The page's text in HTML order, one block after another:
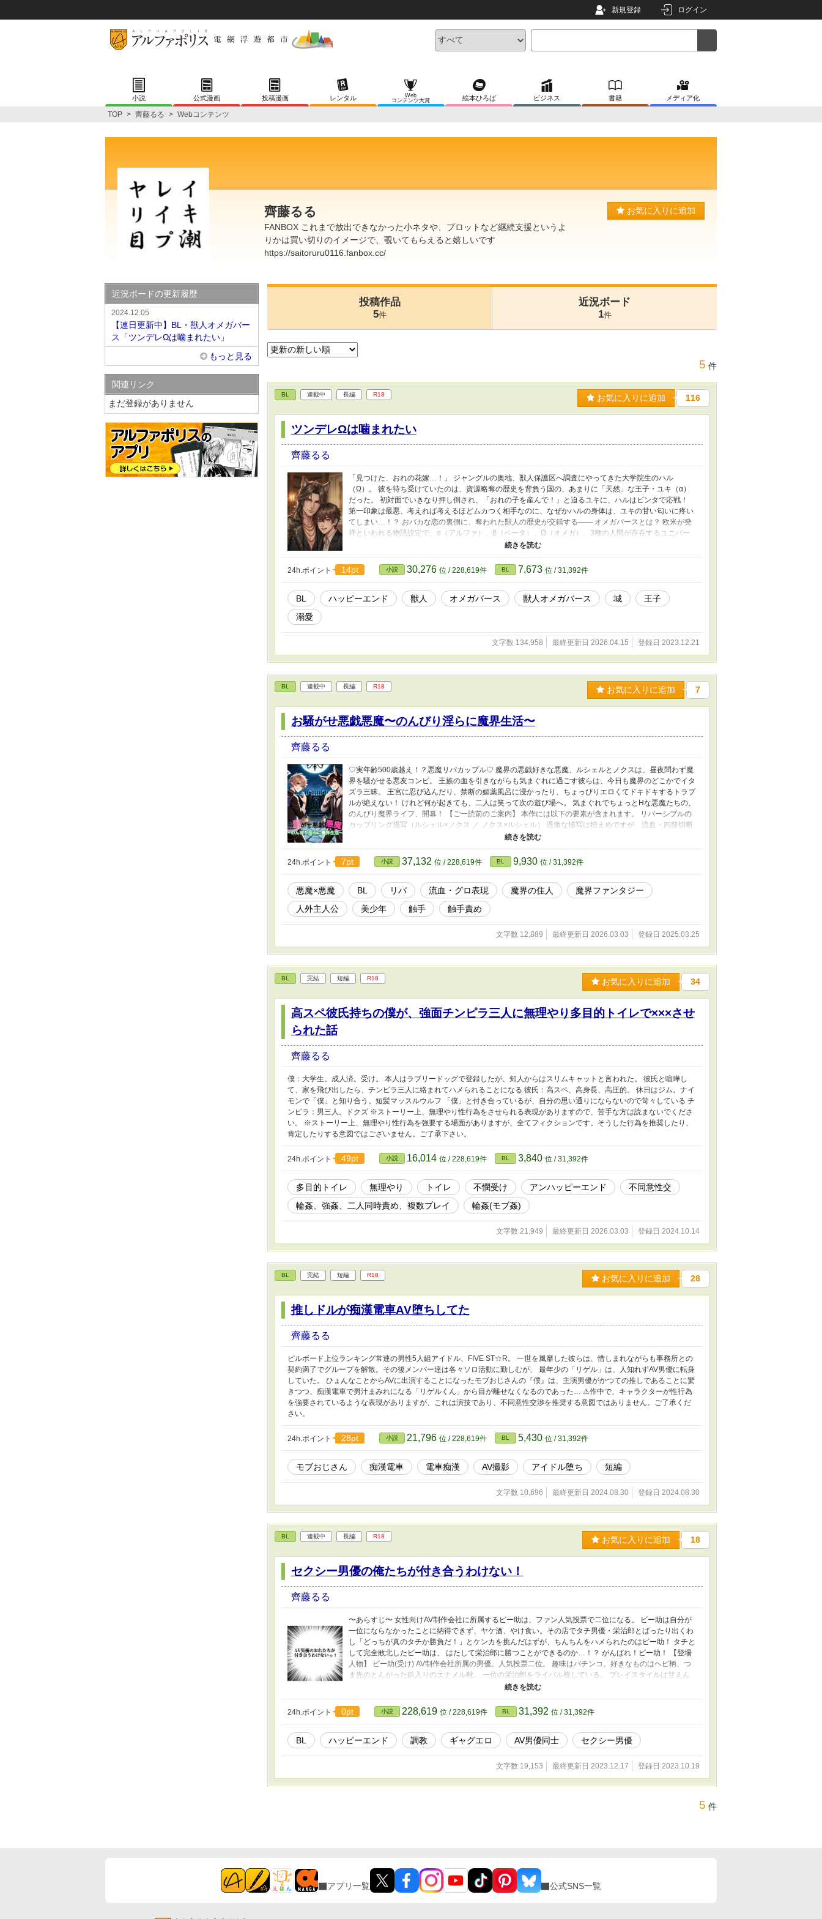
新規登録 ログイン
小説 公式漫画 投稿漫画 レンタル
Web
コンテンツ大賞
絵本ひろば ビジネス 書籍 メディア化
TOP > 齊藤るる > Webコンテンツ
齊藤るる
FANBOX これまで放出できなかった小ネタや、プロットなど継続支援というよ
りかは買い切りのイメージで、覗いてもらえると嬉しいです
https://saitoruru0116.fanbox.cc/
お気に入りに追加
投稿作品
5件
近況ボード
1件
5 件
BL 連載中 長編 R18 お気に入りに追加 116
ツンデレΩは噛まれたい
齊藤るる
「見つけた、おれの花嫁…！」 ジャングルの奥地、獣人保護区へ調査にやってきた大学院生のハル
（Ω）。 彼を待ち受けていたのは、資源略奪の歴史を背負う国の、あまりに「天然」な王子・ユキ（α）
だった。 初対面でいきなり押し倒され、「おれの子を産んで！」と迫るユキに、ハルはビンタで応戦！
第一印象は最悪、考えれば考えるほどムカつく相手なのに、なぜかハルの身体は、ユキの甘い匂いに疼い
てしまい…！？ おバカな恋の裏側に、奪われた獣人の歴史が交錯する—— オメガバースとは？ 欧米が発
祥といわれる物語設定で、α（アルファ）、β（ベータ）、Ω（オメガ）、3種の人間が存在するユニバー
ス（架空の世界）のこと。 オメガバースの特徴として、男女に関係なく妊娠することができます。 ⚠️獣型
⇄人型に変化するタイプの獣人(わんこ)です 【ジャンル】 ファンタジー・ラブラブ・ギャグ・切ない・ハ
ピエン・子作り・城もの 【メインCP】 攻め・ユキ(ａ) 獣人族の王族。とってもお金持ちのボンボン！社
交の場ではなんでもそつなくこなせるスパダリ風味の美青年なのに、日常生活ではちょっと自分の世界強
迫る。モフモフの耳と尻尾がチャームポイント。ハルのことを運命のつがいだと言い張っている。 受け・
と…！？！？ものすごい面食い。ユキの顔が好き。 それぞれのお話の題名に、 ちょっとえっちなやつ* え
っちなやつ** すごくえっちなやつ*** で印を付けています。 ⚠️攻めが受けの性器、アヌスを舐める表現が
度々あります。苦手な方はお気を付けください。 FANBOX開設しました🎈 ・ボツネタ何本か ・ボツネタ
🔞ペニスリング 拘束棒(未完結) そして秘密の番外編もいち早く読めるかも…？ 「本編完結目前」のお祭
りに乗じて、これまで放出できなかった小ネタや、プロットなどを投稿したので、継続支援というよりか
は「買い切り」のイメージで、今月だけ覗いてもらえると嬉しいです😋 よろしくお願いします😋
24h.ポイント 14pt 小説 30,276 位 / 228,619件 BL 7,673 位 / 31,392件
BL ハッピーエンド 獣人 オメガバース 獣人オメガバース 城
王子
溺愛
文字数 134,958 最終更新日 2026.04.15 登録日 2023.12.21
BL 連載中 長編 R18 お気に入りに追加 7
お騒がせ悪戯悪魔〜のんびり淫らに魔界生活〜
齊藤るる
♡実年齢500歳越え！？悪魔リバカップル♡ 魔界の悪戯好きな悪魔、ルシェルとノクスは、昼夜問わず魔
界を騒がせる悪友コンビ。 王族の血を引きながらも気まぐれに過ごす彼らは、今日も魔界のどこかでイタ
ズラ三昧。 王宮に忍び込んだり、禁断の媚薬風呂に浸かったり、ちょっぴりエロくてドキドキするトラブ
ルが絶えない！ けれど何が起きても、二人は笑って次の遊び場へ。 気まぐれでちょっとHな悪魔たちの、
のんびり魔界ライフ、開幕！ 【ご一読前のご案内】 本作には以下の要素が含まれます。 リバーシブルの
カップリング描写（ルシェル×ノクス ／ ノクス×ルシェル） 過激な描写は控えめですが、流血・四肢切断
などの表現を含みます（悪魔設定のため即回復します） これらの内容にご了承いただける方のみ、お進み
ください。なお、閲覧により不快な思いをされた場合でも、責任は負いかねますのでご了承ください。
24h.ポイント
7pt 小説 37,132 位 / 228,619件 BL 9,930 位 / 31,392件
悪魔×悪魔 BL リバ 流血・グロ表現 魔界の住人
魔界ファンタジー
人外主人公
美少年 触手 触手責め
文字数 12,889 最終更新日 2026.03.03 登録日 2025.03.25
BL 完結 短編 R18 お気に入りに追加 34
高スペ彼氏持ちの僕が、強面チンピラ三人に無理やり多目的トイレで×××させ
られた話
齊藤るる
僕：大学生。成人済。受け。 本人はラブリードッグで登録したが、知人からはスリムキャットと言われた。 彼氏と喧嘩し
て、家を飛び出したら、チンピラ三人に絡まれてハメられることになる 彼氏：高スペ、高身長、高圧的。 休日はジム。ナイ
モンで「僕」と知り合う。短髪マッスルウルフ 「僕」と付き合っているが、自分の思い通りにならないので苛々している チ
ンピラ：男三人。ドクズ ※ストーリー上、無理やり性行為をさせられる表現がありますので、苦手な方は読まないでくださ
い。 ※ストーリー上、無理やり性行為を強要する場面がありますが、全てフィクションです。そうした行為を推奨したり、
肯定したりする意図ではございません。ご了承下さい。
24h.ポイント 49pt 小説 16,014 位 / 228,619件 BL 3,840 位 / 31,392件
多目的トイレ 無理やり トイレ 不憫受け アンハッピーエンド
不同意性交
輪姦、強姦、二人同時責め、複数プレイ
輪姦(モブ姦)
文字数 21,949 最終更新日 2026.03.03 登録日 2024.10.14
BL 完結 短編 R18 お気に入りに追加 28
推しドルが痴漢電車AV堕ちしてた
齊藤るる
ピルボード上位ランキング常連の男性5人組アイドル、FIVE ST☆R。 一世を風靡した彼らは、惜しまれながらも事務所との
契約満了でグループを解散。その後メンバー達は各々ソロ活動に勤しむが、 最年少の「リゲル」は、人知れずAV男優に転身
していた。 ひょんなことからAVに出演することになったモブおじさんの『僕』は、主演男優がかつての推しであることに驚
きつつ、痴漢電車で男汁まみれになる「リゲルくん」から目が離せなくなるのであった… ⚠︎作中で、キャラクターが性行為
を強要されているような表現がありますが、これは演技であり、不同意性交渉を推奨する意図ではありません。ご了承くだ
さい。
24h.ポイント 28pt 小説 21,796 位 / 228,619件 BL 5,430 位 / 31,392件
モブおじさん 痴漢電車 電車痴漢 AV撮影 アイドル堕ち 短編
文字数 10,696 最終更新日 2024.08.30 登録日 2024.08.30
BL 連載中 長編 R18 お気に入りに追加 18
セクシー男優の俺たちが付き合うわけない！
齊藤るる
〜あらすじ〜 女性向けAV制作会社に所属するビー助は、ファン人気投票で二位になる。 ビー助は自分が
一位にならなかったことに納得できず、ヤケ酒、やけ食い。その店でタチ男優・栄治郎とばったり出くわ
し「どっちが真のタチか勝負だ！」とケンカを挑んだはずが、ちんちんをハメられたのはビー助！ タチと
して完全敗北したビー助は、 はたして栄治郎に勝つことができるのか…！？ がんばれ！ビー助！ 【登場
人物】 ビー助(受け) AV制作会社所属の男優。人気投票二位。 趣味はパチンコ。好きなものはヘビ柄、つ
ま先のとんがった鋲入りのエナメル靴。 一位の栄治郎をライバル視している。 プレイスタイルは甘えん
坊わんこ系。 栄治郎(攻め) AV制作会社所属の俳優。人気投票1位。 プレイスタイルはオラオラ・俺様・ス
パダリ系。 その他 ・バカ社長…AV制作会社のバカ社長。そのうちこいつが何かやらかす ・アナスタシ
ア・ユル子…ビー助の友達。オネェ。ちょい役。 【ジャンル】 ギャグ、18禁 モロ語、♡喘ぎ、オホイ
キ。 【ストーリー展開予告】 起…ビー助、路地裏で完全敗北編 ←up済！ 承…ゲイビデオ撮影編 転…バ
24h.ポイント 0pt 小説 228,619 位 / 228,619件 BL 31,392 位 / 31,392件
BL ハッピーエンド 調教 ギャグエロ AV男優同士 セクシー男優
文字数 19,153 最終更新日 2023.12.17 登録日 2023.10.19
5 件
近況ボードの更新履歴
2024.12.05
【連日更新中】BL・獣人オメガバー
ス「ツンデレΩは噛まれたい」
もっと見る
関連リンク
まだ登録がありません
アプリ一覧 公式SNS一覧